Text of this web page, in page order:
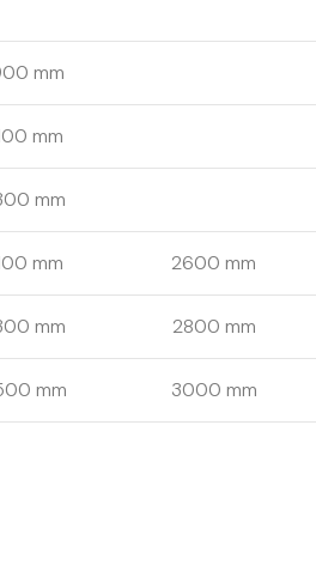
mm
mm
mm
mm 2600 mm
mm 2800 mm
mm 3000 mm